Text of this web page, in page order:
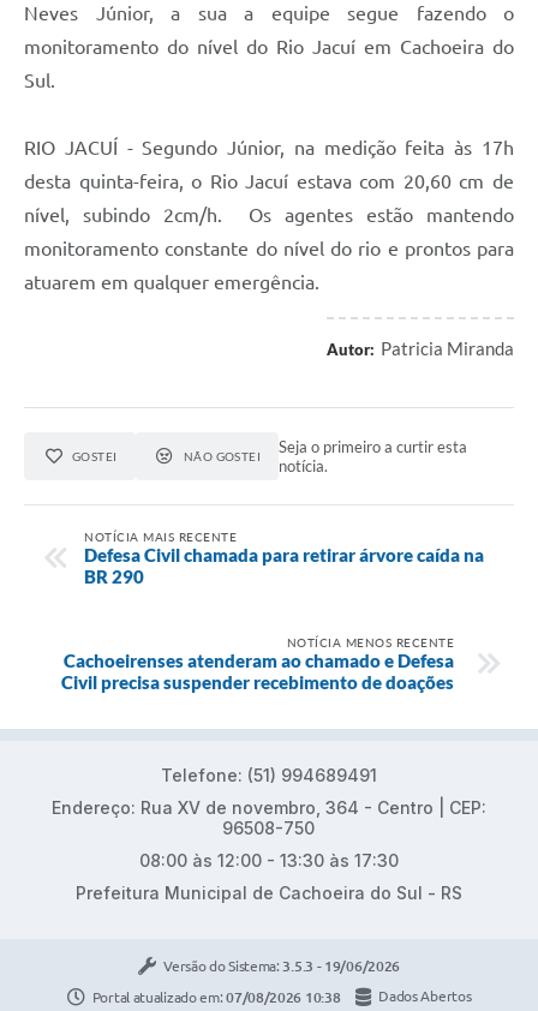
Neves Júnior, a sua a equipe segue fazendo o
monitoramento do nível do Rio Jacuí em Cachoeira do
Sul.
RIO JACUÍ - Segundo Júnior, na medição feita às 17h
desta quinta-feira, o Rio Jacuí estava com 20,60 cm de
nível, subindo 2cm/h. Os agentes estão mantendo
monitoramento constante do nível do rio e prontos para
atuarem em qualquer emergência.
Autor: Patricia Miranda
GOSTEI NÃO GOSTEI
Seja o primeiro a curtir esta
notícia.
NOTÍCIA MAIS RECENTE
Defesa Civil chamada para retirar árvore caída na
BR 290
NOTÍCIA MENOS RECENTE
Cachoeirenses atenderam ao chamado e Defesa
Civil precisa suspender recebimento de doações
Telefone: (51) 994689491
Endereço: Rua XV de novembro, 364 - Centro | CEP:
96508-750
08:00 às 12:00 - 13:30 às 17:30
Prefeitura Municipal de Cachoeira do Sul - RS
Versão do Sistema: 3.5.3 - 19/06/2026
Portal atualizado em:07/08/2026 10:38 Dados Abertos